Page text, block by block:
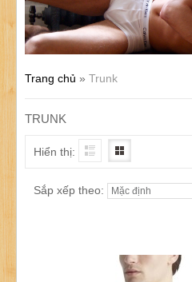
Trang chủ » Trunk
TRUNK
Hiển thị:
Sắp xếp theo: